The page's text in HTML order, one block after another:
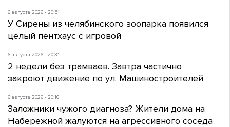
6 августа 2026 - 20:51
У Сирены из челябинского зоопарка появился
целый пентхаус с игровой
6 августа 2026 - 20:31
2 недели без трамваев. Завтра частично
закроют движение по ул. Машиностроителей
6 августа 2026 - 20:16
Заложники чужого диагноза? Жители дома на
Набережной жалуются на агрессивного соседа